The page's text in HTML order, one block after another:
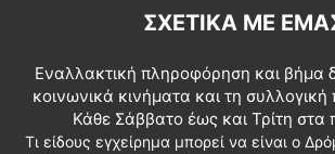
ΣΧΕΤΙΚΆ ΜΕ
Εναλλακτική πληροφόρηση και βήμα
κοινωνικά κινήματα και τη συλλογική
Κάθε Σάββατο έως και Τρίτη στα
Τι είδους εγχείρημα μπορεί να είναι ο